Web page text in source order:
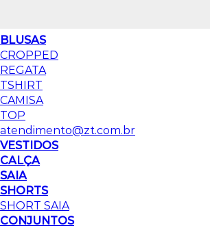
BLUSAS
CROPPED
REGATA
TSHIRT
CAMISA
TOP
atendimento@zt.com.br
VESTIDOS
CALÇA
SAIA
SHORTS
SHORT SAIA
CONJUNTOS